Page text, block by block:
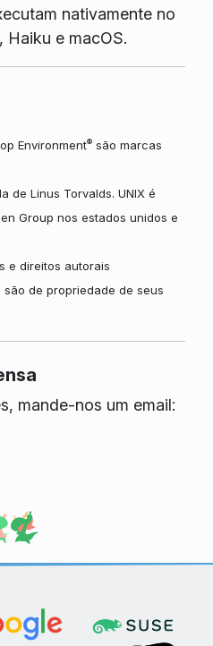
nativamente no
Haiku e macOS.
Environment®são marcas
de Linus Torvalds. UNIX é
Group nos estados unidos e
e direitos autorais
de propriedade de seus
mande-nos um email: